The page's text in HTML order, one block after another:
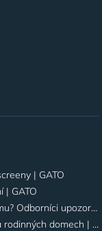
| GATO
| GATO
Do čeho se vyplatí investovat při stavbě domu? Odborníci upozorňují na stínění oken
Montáž venkovních žaluzií Z90 RAL 7016 na rodinných domech | Případová studie